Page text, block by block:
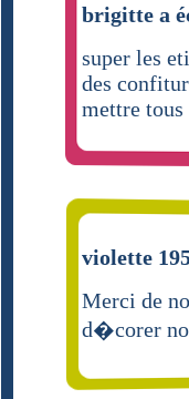
brigitte a
super les
des
mettre tous
violette
Merci de
d�corer